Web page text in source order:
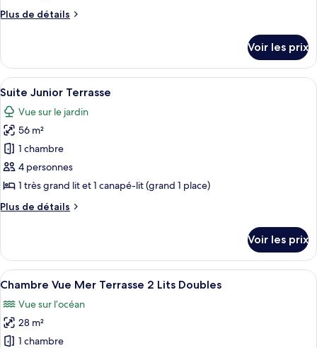
chambre :
Mer
Terrasse
Lit
King-
Size
Plus de détails
Plus
le
type
de
chambre
Chambre
Vue
Mer
Terrasse
Lit
King-
Size
Voir les prix
Afficher
toutes
les
photos
pour
ce
type
chambre :
Terrasse
Une chambre avec un grand lit, un
4
Suite Junior Terrasse
Vue sur le jardin
56 m²
1 chambre
4 personnes
1 très grand lit et 1 canapé-lit (grand 1 place)
Plus de détails
Plus
le
type
de
Suite
Junior
Terrasse
Voir les prix
Afficher
toutes
les
photos
pour
Une terrasse avec deux chaises
4
Chambre Vue Mer Terrasse 2 Lits Doubles
Vue sur l’océan
28 m²
1 chambre